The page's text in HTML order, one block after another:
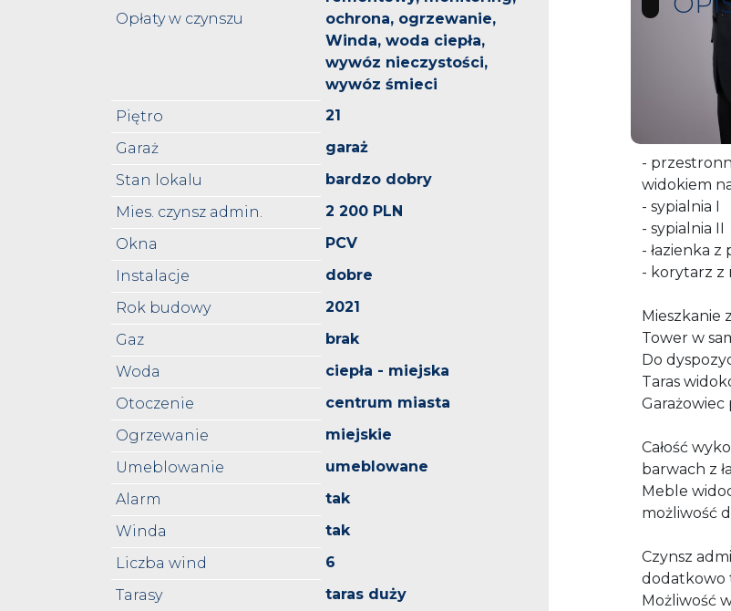
Opłaty w czynszu
ochrona, ogrzewanie,
Winda, woda ciepła,
wywóz nieczystości,
wywóz śmieci
Piętro
21
Garaż
garaż
Stan lokalu
bardzo dobry
Mies. czynsz admin.
2 200 PLN
Okna
PCV
Instalacje
dobre
Rok budowy
2021
Gaz
brak
Woda
ciepła - miejska
Otoczenie
centrum miasta
Ogrzewanie
miejskie
Umeblowanie
umeblowane
Alarm
tak
Winda
tak
Liczba wind
6
Tarasy
taras duży
Na
-
widokiem
- sypialnia I
- sypialnia II
- łazienka z
- korytarz z
Mieszkanie
Tower w
Do
Taras
Całość
barwach z
Meble
możliwość
Czynsz
dodatkowo
Możliwość